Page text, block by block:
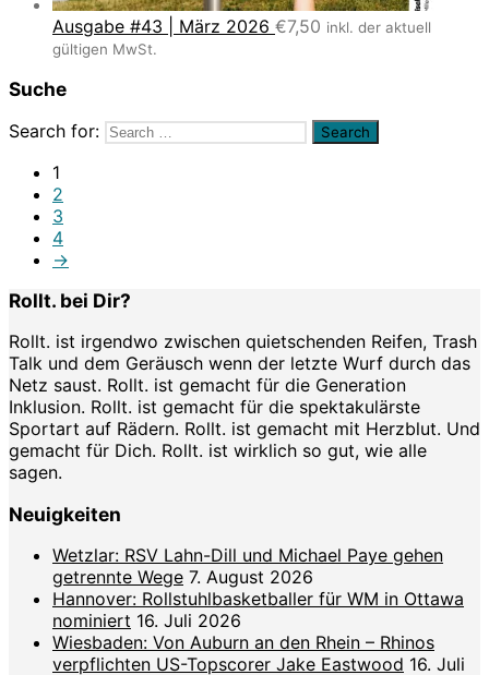
Ausgabe #43 | März 2026 €7,50 inkl. der aktuell
gültigen MwSt.
Suche
Search for:
1
2
3
4
→
Rollt. bei Dir?
Rollt. ist irgendwo zwischen quietschenden Reifen, Trash
Talk und dem Geräusch wenn der letzte Wurf durch das
Netz saust. Rollt. ist gemacht für die Generation
Inklusion. Rollt. ist gemacht für die spektakulärste
Sportart auf Rädern. Rollt. ist gemacht mit Herzblut. Und
gemacht für Dich. Rollt. ist wirklich so gut, wie alle
sagen.
Neuigkeiten
Wetzlar: RSV Lahn-Dill und Michael Paye gehen
getrennte Wege 7. August 2026
Hannover: Rollstuhlbasketballer für WM in Ottawa
nominiert 16. Juli 2026
Wiesbaden: Von Auburn an den Rhein – Rhinos
verpflichten US-Topscorer Jake Eastwood 16. Juli